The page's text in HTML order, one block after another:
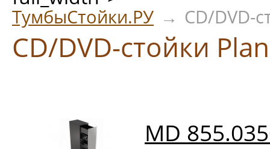
ТумбыСтойки.РУ → CD/DVD-
CD/DVD-стойки
MD